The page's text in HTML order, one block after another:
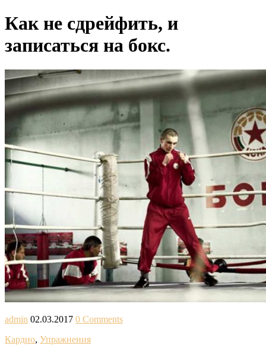
Как не сдрейфить, и
записаться на бокс.
admin 02.03.2017 0 Comments
Кардио, Упражнения